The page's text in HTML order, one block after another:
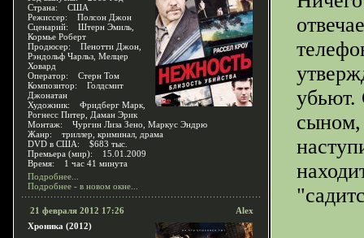
Страна: США
Режиссер: Полсон Джон
Сценарий: Штерн Эмиль,
Кормье Роберт
Продюсер: Пенотти Джон,
Рэндольф Чарльз, Мелцер
Ховард
Оператор: Стерн Том
Композитор: Голдсмит
Джонатан
Художник: Фридберг Марк,
Рогнесс Питер, Даман Эрик
Монтаж: Чургин Лиза Зено, Маркус Эндрю
Жанр: триллер, криминал, драма
DVD в США: $683 тыс.
Премьера (мир): 15.01.2009
Время: 1 час 41 минута
Подробнее...
Подробнее - в новом окне...
21 февраля 2012 17:26
Alex
Хроника (2012)
убьют.
сыном,